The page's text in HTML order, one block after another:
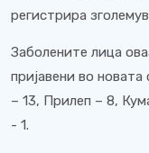
регистрира
Заболените лица
пријавени во
– 13, Прилеп – 8,
- 1.